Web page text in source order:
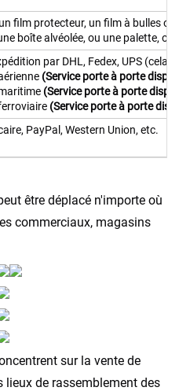
film protecteur, un film à bulles
boîte alvéolée, ou une palette, ou
par DHL, Fedex, UPS (cela
(Service porte à porte
(Service porte à porte
(Service porte à porte
PayPal, Western Union, etc.
être déplacé n'importe où
commerciaux, magasins
sur la vente de
lieux de rassemblement des